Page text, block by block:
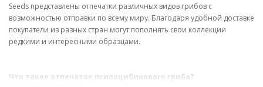
Seeds представлены отпечатки различных видов грибов с
возможностью отправки по всему миру. Благодаря удобной доставке
покупатели из разных стран могут пополнять свои коллекции
редкими и интересными образцами.
Что такое отпечаток псилоцибинового гриба?